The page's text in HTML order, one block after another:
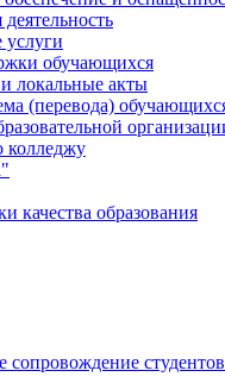
услуги
обучающихся
локальные акты
(перевода)
колледжу
качества образования
сопровождение студентов